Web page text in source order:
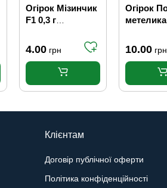
Огірок Мізинчик
F1 0,3 г
4.00 грн
Огірок
10.00 грн
Клієнтам
Договір публічної оферти
Політика конфіденційності